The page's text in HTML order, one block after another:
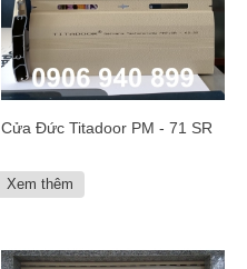
Cửa Đức Titadoor PM - 71 SR
Xem thêm